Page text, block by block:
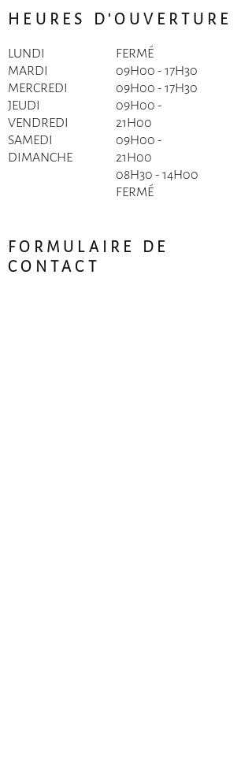
HEURES D'OUVERTURE
LUNDI
MARDI
MERCREDI
JEUDI
VENDREDI
SAMEDI
DIMANCHE
FERMÉ
09H00 - 17H30
09H00 - 17H30
09H00 -
21H00
09H00 -
21H00
08H30 - 14H00
FERMÉ
FORMULAIRE DE
CONTACT